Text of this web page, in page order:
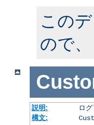
この
ので
説明:
ロ
構文: